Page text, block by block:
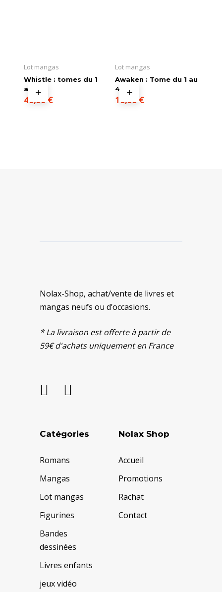
Lot mangas
Whistle : tomes du 1
au 9
40,00 €
Lot mangas
Awaken : Tome du 1 au
4
16,00 €
Nolax-Shop, achat/vente de livres et
mangas neufs ou d’occasions.
* La livraison est offerte à partir de
59€ d'achats uniquement en France
Catégories
Romans
Mangas
Lot mangas
Figurines
Bandes
dessinées
Livres enfants
jeux vidéo
Nolax Shop
Accueil
Promotions
Rachat
Contact